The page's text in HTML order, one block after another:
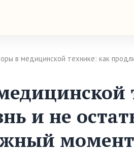
в медицинской технике: как
и не
момент